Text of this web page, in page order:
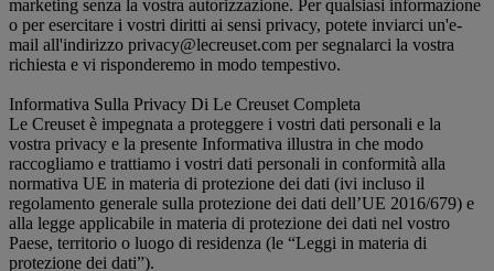
marketing senza la vostra autorizzazione. Per qualsiasi informazione
o per esercitare i vostri diritti ai sensi privacy, potete inviarci un'e-
mail all'indirizzo privacy@lecreuset.com per segnalarci la vostra
richiesta e vi risponderemo in modo tempestivo.
Informativa Sulla Privacy Di Le Creuset Completa
Le Creuset è impegnata a proteggere i vostri dati personali e la
vostra privacy e la presente Informativa illustra in che modo
raccogliamo e trattiamo i vostri dati personali in conformità alla
normativa UE in materia di protezione dei dati (ivi incluso il
regolamento generale sulla protezione dei dati dell’UE 2016/679) e
alla legge applicabile in materia di protezione dei dati nel vostro
Paese, territorio o luogo di residenza (le “Leggi in materia di
protezione dei dati”).